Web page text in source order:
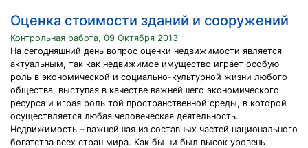
Оценка стоимости зданий и сооружений
Контрольная работа, 09 Октября 2013
На сегодняшний день вопрос оценки недвижимости является
актуальным, так как недвижимое имущество играет особую
роль в экономической и социально-культурной жизни любого
общества, выступая в качестве важнейшего экономического
ресурса и играя роль той пространственной среды, в которой
осуществляется любая человеческая деятельность.
Недвижимость – важнейшая из составных частей национального
богатства всех стран мира. Как бы ни был высок уровень